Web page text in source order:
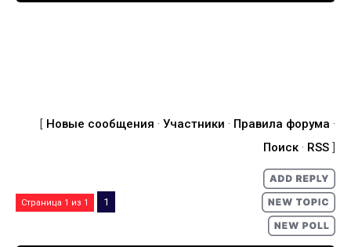
[ Новые сообщения · Участники · Правила форума ·
Поиск · RSS ]
Страница 1 из 1 1